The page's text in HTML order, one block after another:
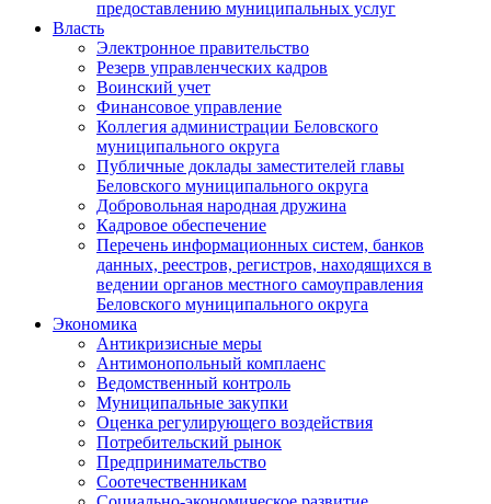
предоставлению муниципальных услуг
Власть
Электронное правительство
Резерв управленческих кадров
Воинский учет
Финансовое управление
Коллегия администрации Беловского
муниципального округа
Публичные доклады заместителей главы
Беловского муниципального округа
Добровольная народная дружина
Кадровое обеспечение
Перечень информационных систем, банков
данных, реестров, регистров, находящихся в
ведении органов местного самоуправления
Беловского муниципального округа
Экономика
Антикризисные меры
Антимонопольный комплаенс
Ведомственный контроль
Муниципальные закупки
Оценка регулирующего воздействия
Потребительский рынок
Предпринимательство
Соотечественникам